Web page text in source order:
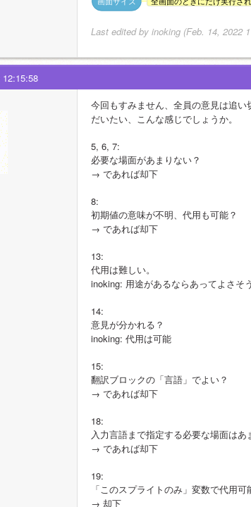
Last edited by inoking (Feb. 14, 2022
今回もすみません、全員の意見は追い
だいたい、こんな感じでしょうか。
5, 6, 7:
必要な場面があまりない？
→ であれば却下
8:
初期値の意味が不明、代用も可能？
→ であれば却下
13:
代用は難しい。
inoking: 用途があるならあってよさそう
14:
意見が分かれる？
inoking: 代用は可能
15:
翻訳ブロックの「言語」でよい？
→ であれば却下
18:
入力言語まで指定する必要な場面はあ
→ であれば却下
19:
「このスプライトのみ」変数で代用可
→ 却下